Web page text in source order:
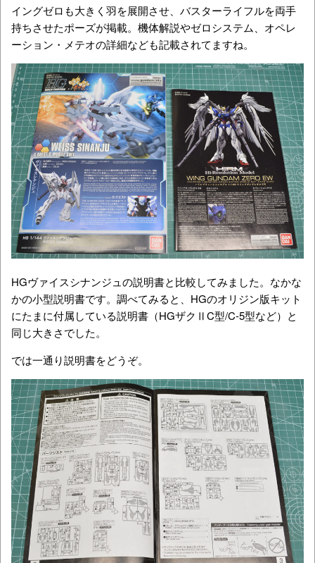
イングゼロも大きく羽を展開させ、バスターライフルを両手
持ちさせたポーズが掲載。機体解説やゼロシステム、オペレ
ーション・メテオの詳細なども記載されてますね。
HGヴァイスシナンジュの説明書と比較してみました。なかな
かの小型説明書です。調べてみると、HGのオリジン版キット
にたまに付属している説明書（HGザクⅡC型/C-5型など）と
同じ大きさでした。
では一通り説明書をどうぞ。